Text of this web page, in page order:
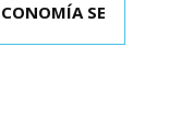
ELECTO DE
SE